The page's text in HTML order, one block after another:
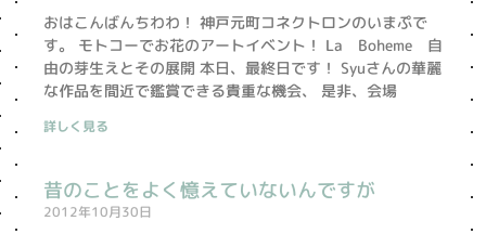
おはこんばんちわわ！ 神戸元町コネクトロンのいまぷで
す。 モトコーでお花のアートイベント！ La Boheme 自
由の芽生えとその展開 本日、最終日です！ Syuさんの華麗
な作品を間近で鑑賞できる貴重な機会、 是非、会場
詳しく見る
昔のことをよく憶えていないんですが
2012年10月30日